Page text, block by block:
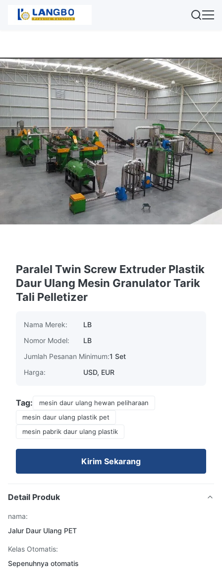
Paralel Twin Screw Extruder Plastik
Daur Ulang Mesin Granulator Tarik
Tali Pelletizer
Nama Merek:
LB
Nomor Model:
LB
Jumlah Pesanan Minimum:1 Set
Harga:
USD, EUR
Tag:
mesin daur ulang hewan peliharaan
mesin daur ulang plastik pet
mesin pabrik daur ulang plastik
Kirim Sekarang
Detail Produk
nama:
Jalur Daur Ulang PET
Kelas Otomatis:
Sepenuhnya otomatis